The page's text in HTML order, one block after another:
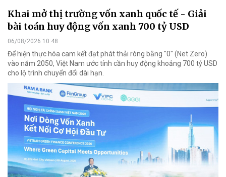
Khai mở thị trường vốn xanh quốc tế - Giải
bài toán huy động vốn xanh 700 tỷ USD
06/08/2026 10:48
Để hiện thực hóa cam kết đạt phát thải ròng bằng "0" (Net Zero)
vào năm 2050, Việt Nam ước tính cần huy động khoảng 700 tỷ USD
cho lộ trình chuyển đổi dài hạn.